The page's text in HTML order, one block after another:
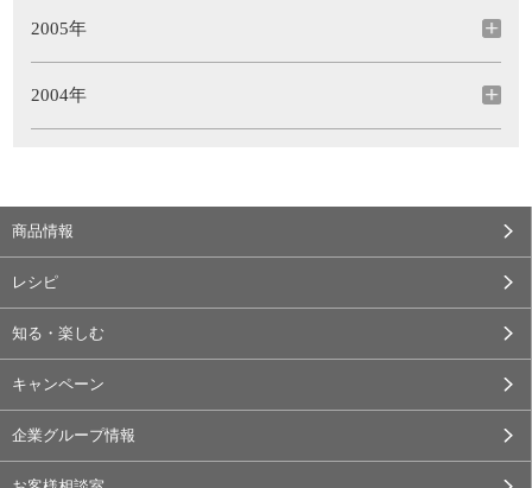
2005年
2004年
商品情報
レシピ
知る・楽しむ
キャンペーン
企業グループ情報